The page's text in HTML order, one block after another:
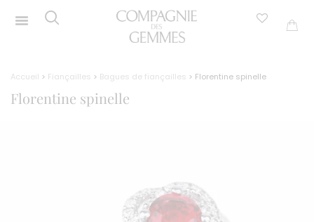
Accueil > Fiançailles > Bagues de fiançailles > Florentine spinelle
Florentine spinelle